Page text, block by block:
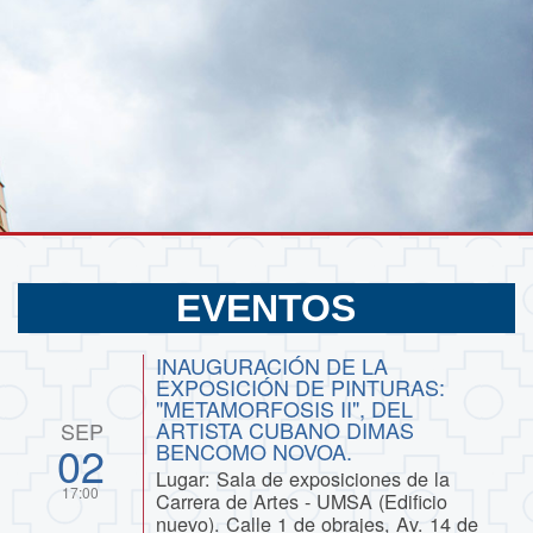
EVENTOS
SEP
02
17:00
INAUGURACIÓN DE LA
EXPOSICIÓN DE PINTURAS:
"METAMORFOSIS II", DEL
ARTISTA CUBANO DIMAS
BENCOMO NOVOA.
Lugar: Sala de exposiciones de la
Carrera de Artes - UMSA (Edificio
nuevo). Calle 1 de obrajes, Av. 14 de